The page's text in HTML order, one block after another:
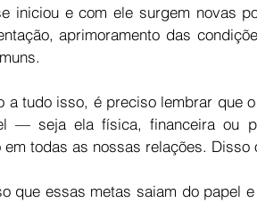
iniciou e com ele surgem novas
aprimoramento das
a tudo isso, é preciso lembrar que
— seja ela física, financeira ou
em todas as nossas relações. Disso
que essas metas saiam do papel